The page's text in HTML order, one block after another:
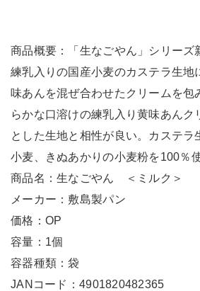
商品概要：「生なごやん」シリーズ
練乳入りの国産小麦のカステラ生地
味あんを混ぜ合わせたクリームを包
らかな口溶けの練乳入り黄味あんク
とした生地と相性が良い。カステラ
小麦、きぬあかりの小麦粉を100％使
商品名：生なごやん ＜ミルク＞
メーカー：敷島製パン
価格：OP
容量：1個
容器種類：袋
JANコード：4901820482365